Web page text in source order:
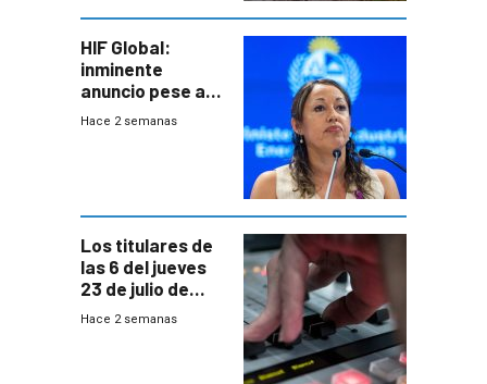
HIF Global:
inminente
anuncio pese a
declaración de
gobierno
Hace 2 semanas
Los titulares de
las 6 del jueves
23 de julio de
2026
Hace 2 semanas